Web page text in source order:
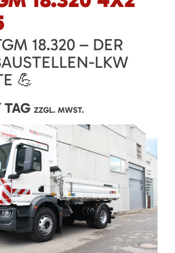
18.320 – DER
LKW
💪
ZZGL. MWST.